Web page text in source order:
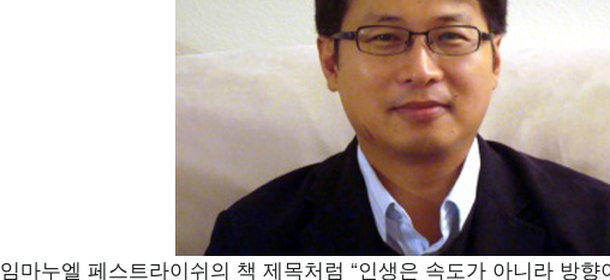
임마누엘 페스트라이쉬의 책 제목처럼 “인생은 속도가 아니라 방향